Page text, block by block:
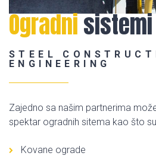
Ogradnisistemi
STEEL
ENGINEERING
Zajedno sa našim partnerima
spektar ogradnih sitema kao što
Kovane ograde